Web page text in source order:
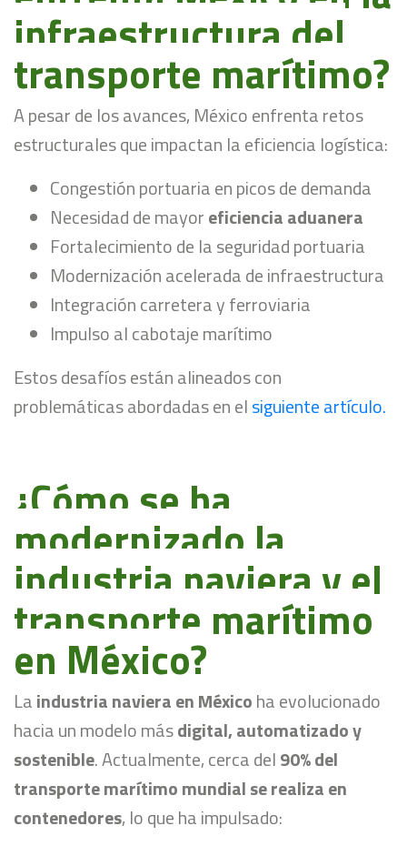
infraestructura del
transporte marítimo?
A pesar de los avances, México enfrenta retos
estructurales que impactan la eficiencia logística:
Congestión portuaria en picos de demanda
Necesidad de mayoreficiencia aduanera
Fortalecimiento de la seguridad portuaria
Modernización acelerada de infraestructura
Integración carretera y ferroviaria
Impulso al cabotaje marítimo
Estos desafíos están alineados con
problemáticas abordadas en elsiguiente artículo.
¿Cómo se ha
modernizado la
industria naviera y el
transporte marítimo
en México?
Laindustria naviera en Méxicoha evolucionado
hacia un modelo másdigital, automatizado y
sostenible. Actualmente, cerca del90% del
transporte marítimo mundial se realiza en
contenedores, lo que ha impulsado: